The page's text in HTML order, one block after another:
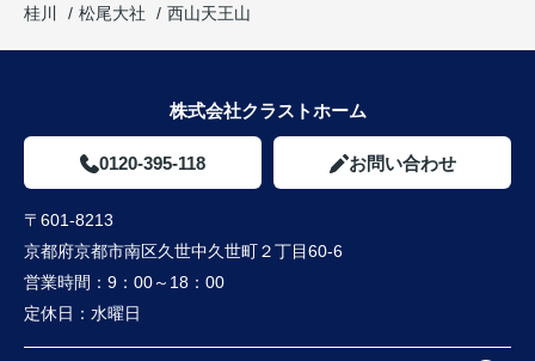
桂川
松尾大社 西山天王山
株式会社クラストホーム
0120-395-118 お問い合わせ
〒601-8213
京都府京都市南区久世中久世町２丁目60-6
営業時間： 9：00～18：00
定休日： 水曜日